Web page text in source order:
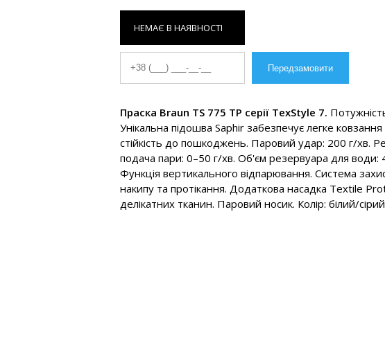
НЕМАЄ В НАЯВНОСТІ
Праска Braun TS 775 TP серії TexStyle 7.
Унікальна підошва Saphir забезпечує легке
стійкість до пошкоджень. Паровий удар: 200 г/хв.
подача пари: 0–50 г/хв. Об'єм резервуара для води:
Функція вертикального відпарювання. Система
накипу та протікання. Додаткова насадка Textile
делікатних тканин. Паровий носик. Колір: білий/